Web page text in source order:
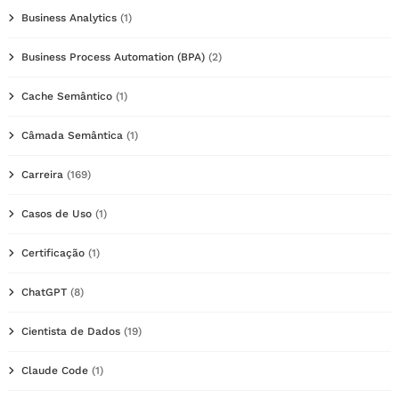
Business Analytics (1)
Business Process Automation (BPA) (2)
Cache Semântico (1)
Câmada Semântica (1)
Carreira (169)
Casos de Uso (1)
Certificação (1)
ChatGPT (8)
Cientista de Dados (19)
Claude Code (1)